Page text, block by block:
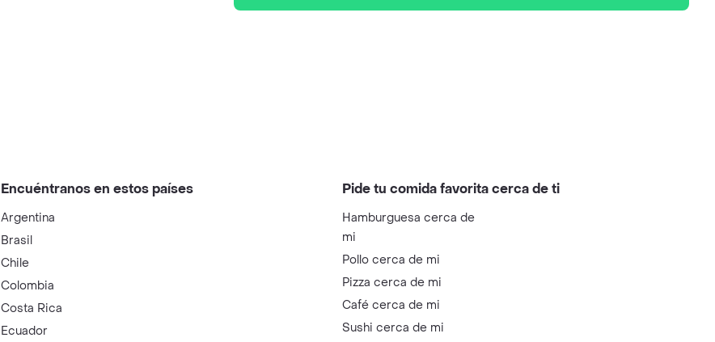
Encuéntranos en estos países
Argentina
Brasil
Chile
Colombia
Costa Rica
Ecuador
Pide tu comida favorita cerca de ti
Hamburguesa cerca de
mi
Pollo cerca de mi
Pizza cerca de mi
Café cerca de mi
Sushi cerca de mi